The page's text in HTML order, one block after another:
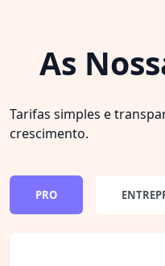
As
Tarifas simples e
crescimento.
PRO